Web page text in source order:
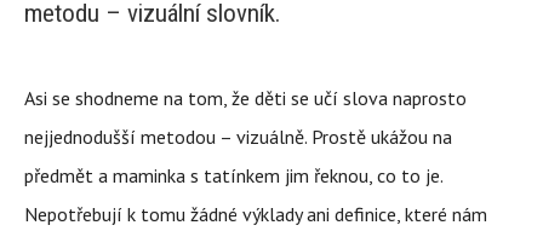
metodu – vizuální slovník.
Asi se shodneme na tom, že děti se učí slova naprosto
nejjednodušší metodou – vizuálně. Prostě ukážou na
předmět a maminka s tatínkem jim řeknou, co to je.
Nepotřebují k tomu žádné výklady ani definice, které nám